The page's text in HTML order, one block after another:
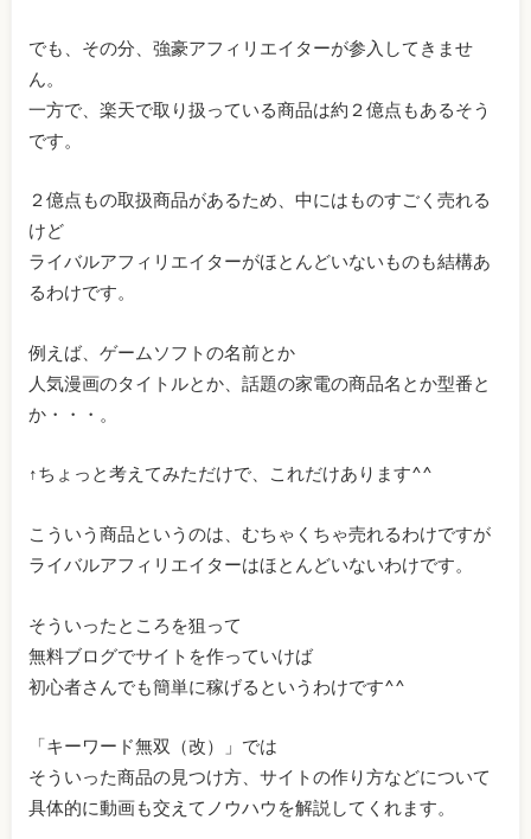
でも、その分、強豪アフィリエイターが参入してきませ
ん。
一方で、楽天で取り扱っている商品は約２億点もあるそう
です。
２億点もの取扱商品があるため、中にはものすごく売れる
けど
ライバルアフィリエイターがほとんどいないものも結構あ
るわけです。
例えば、ゲームソフトの名前とか
人気漫画のタイトルとか、話題の家電の商品名とか型番と
か・・・。
↑ちょっと考えてみただけで、これだけあります^^
こういう商品というのは、むちゃくちゃ売れるわけですが
ライバルアフィリエイターはほとんどいないわけです。
そういったところを狙って
無料ブログでサイトを作っていけば
初心者さんでも簡単に稼げるというわけです^^
「キーワード無双（改）」では
そういった商品の見つけ方、サイトの作り方などについて
具体的に動画も交えてノウハウを解説してくれます。